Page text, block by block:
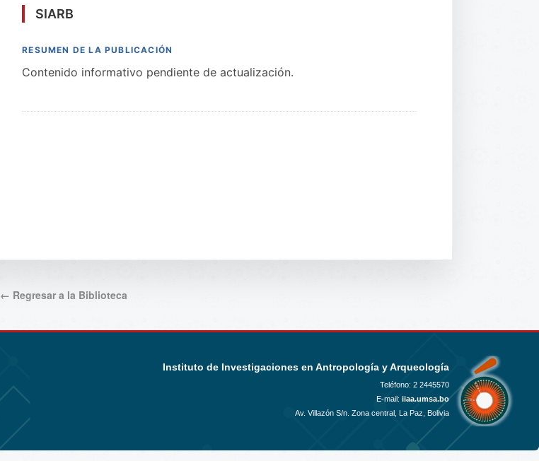
SIARB
RESUMEN DE LA PUBLICACIÓN
Contenido informativo pendiente de actualización.
← Regresar a la Biblioteca
Instituto de Investigaciones en Antropología y Arqueología
Teléfono: 2 2445570
E-mail: iiaa.umsa.bo
Av. Villazón S/n. Zona central, La Paz, Bolivia